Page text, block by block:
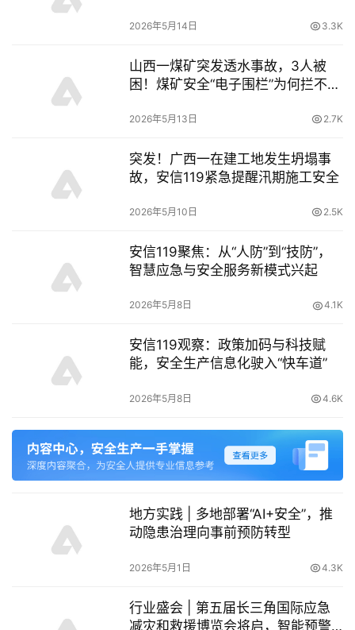
2026年5月14日 3.3K
山西一煤矿突发透水事故，3人被
困！煤矿安全“电子围栏”为何拦不住
2026年5月13日 2.7K
突发！广西一在建工地发生坍塌事
故，安信119紧急提醒汛期施工安全
2026年5月10日 2.5K
安信119聚焦：从“人防”到“技防”，
智慧应急与安全服务新模式兴起
2026年5月8日 4.1K
安信119观察：政策加码与科技赋
能，安全生产信息化驶入“快车道”
2026年5月8日 4.6K
地方实践 | 多地部署“AI+安全”，推
动隐患治理向事前预防转型
2026年5月1日 4.3K
行业盛会 | 第五届长三角国际应急
减灾和救援博览会将启，智能预警